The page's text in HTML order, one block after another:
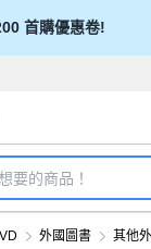
首購優惠卷!
外國圖書 其他